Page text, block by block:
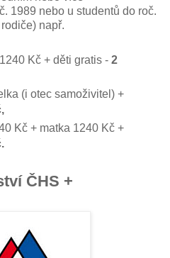
1989 nebo u studentů do roč.
např.
Kč + děti gratis - 2
(i otec samoživitel) +
Kč + matka 1240 Kč +
ČHS +